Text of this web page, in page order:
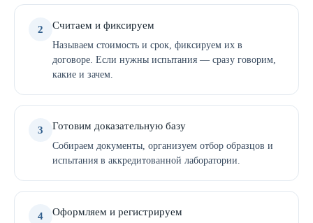
2 Считаем и фиксируем
Называем стоимость и срок, фиксируем их в
договоре. Если нужны испытания — сразу говорим,
какие и зачем.
3 Готовим доказательную базу
Собираем документы, организуем отбор образцов и
испытания в аккредитованной лаборатории.
4 Оформляем и регистрируем